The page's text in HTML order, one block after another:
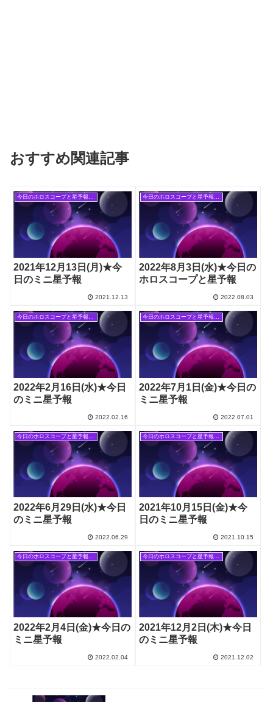
おすすめ関連記事
2021年12月13日(月)★今
日のミニ星予報
2021.12.13
2022年8月3日(水)★今日の
ホロスコープと星予報
2022.08.03
2022年2月16日(水)★今日
のミニ星予報
2022.02.16
2022年7月1日(金)★今日の
ミニ星予報
2022.07.01
今日のホロスコープと星予報(旧記事)
2022年6月29日(水)★今日
のミニ星予報
2022.06.29
今日のホロスコープと星予報(旧記事)
2021年10月15日(金)★今
日のミニ星予報
2021.10.15
今日のホロスコープと星予報(旧記事)
2022年2月4日(金)★今日の
ミニ星予報
2022.02.04
今日のホロスコープと星予報(旧記事)
2021年12月2日(木)★今日
のミニ星予報
2021.12.02